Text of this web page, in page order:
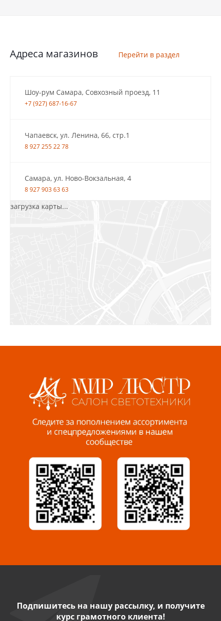
Адреса магазинов Перейти в раздел
Шоу-рум Самара, Совхозный проезд, 11
+7 (927) 687-16-67
Чапаевск, ул. Ленина, 66, стр.1
8 927 255 22 78
Самара, ул. Ново-Вокзальная, 4
8 927 903 63 63
Пенза, ул. Пролетарская, 61 ТЦ "Стройбери"
Миасс, ул. Романенко, 95
8 922 500 30 39
Сызрань, ул. Декабристов, 1А
8 927 009 54 63
Саратов, ул. Танкистов, 37 (БЦ «Дикомп»)
Нефтекамск, ул. Ленина, 62
загрузка карты...
Подпишитесь на нашу рассылку, и получите
курс грамотного клиента!